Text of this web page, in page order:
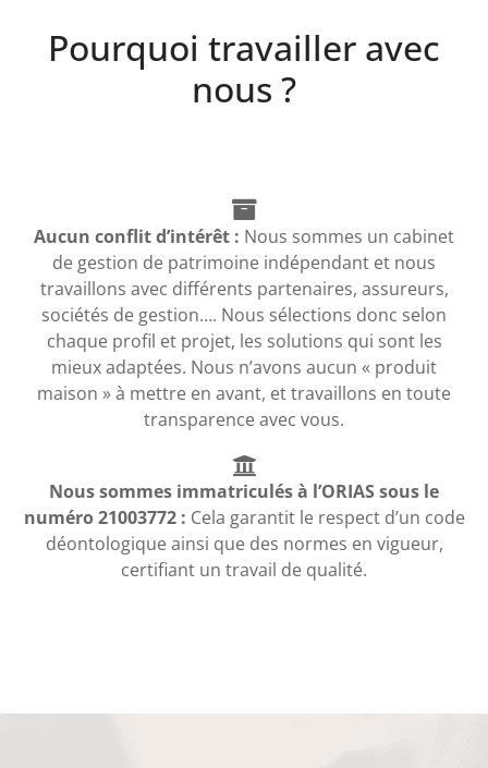
Pourquoi travailler avec
nous ?
Aucun conflit d’intérêt : Nous sommes un cabinet
de gestion de patrimoine indépendant et nous
travaillons avec différents partenaires, assureurs,
sociétés de gestion…. Nous sélections donc selon
chaque profil et projet, les solutions qui sont les
mieux adaptées. Nous n’avons aucun « produit
maison » à mettre en avant, et travaillons en toute
transparence avec vous.
Nous sommes immatriculés à l’ORIAS sous le
numéro 21003772 : Cela garantit le respect d’un code
déontologique ainsi que des normes en vigueur,
certifiant un travail de qualité.